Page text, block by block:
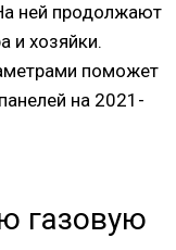
ней продолжают
и хозяйки.
поможет
на 2021-
газовую